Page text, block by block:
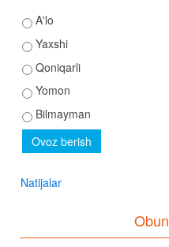
A'lo
Yaxshi
Qoniqarli
Yomon
Bilmayman
Natijalar